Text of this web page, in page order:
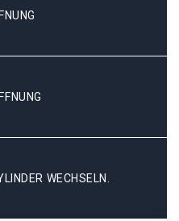
WECHSELN.